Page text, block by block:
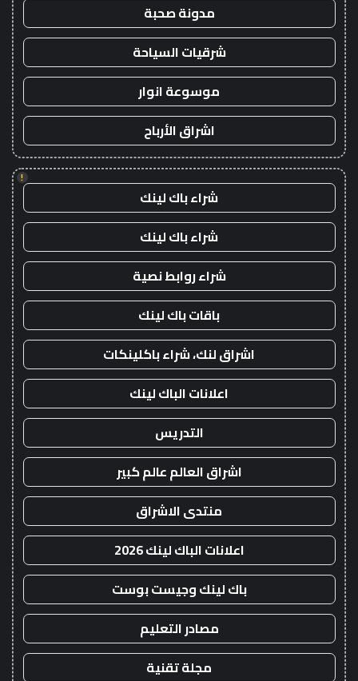
مدونة صحبة
شرقيات السياحة
موسوعة انوار
اشراق الأرباح
!
شراء باك لينك
شراء باك لينك
شراء روابط نصية
باقات باك لينك
اشراق لنك، شراء باكلينكات
اعلانات الباك لينك
التدريس
اشراق العالم عالم كبير
منتدى الاشراق
اعلانات الباك لينك 2026
باك لينك وجيست بوست
مصادر التعليم
مجلة تقنية